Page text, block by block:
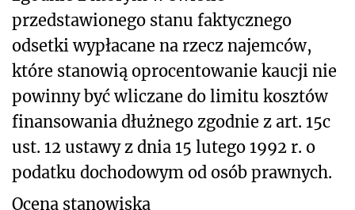
przedstawionego stanu faktycznego
odsetki wypłacane na rzecz najemców,
które stanowią oprocentowanie kaucji nie
powinny być wliczane do limitu kosztów
finansowania dłużnego zgodnie z art. 15c
ust. 12 ustawy z dnia 15 lutego 1992 r. o
podatku dochodowym od osób prawnych.
Ocena stanowiska